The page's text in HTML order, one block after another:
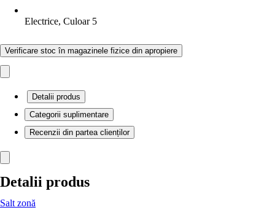
Electrice, Culoar 5
Verificare stoc în magazinele fizice din apropiere
Detalii produs
Categorii suplimentare
Recenzii din partea clienților
Detalii produs
Salt zonă